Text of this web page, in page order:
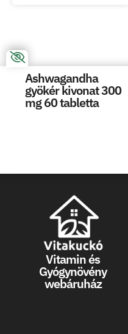
Ashwagandha
gyökér kivonat 300
mg 60 tabletta
Vitamin és
Gyógynövény
webáruház